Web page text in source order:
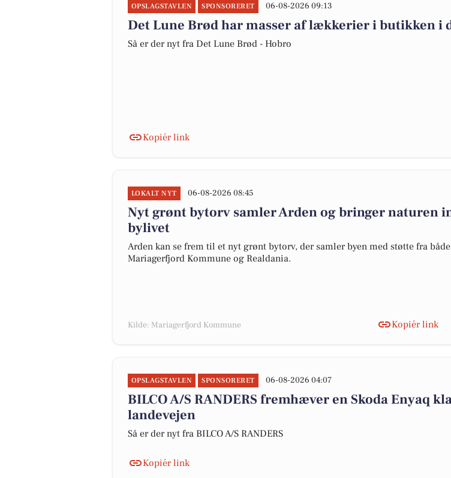
OPSLAGSTAVLEN SPONSORERET 06-08-2026 09:13
Det Lune Brød har masser af lækkerier i butikken i
Så er der nyt fra Det Lune Brød - Hobro
Kopiér link
LOKALT NYT 06-08-2026 08:45
Nyt grønt bytorv samler Arden og bringer naturen
bylivet
Arden kan se frem til et nyt grønt bytorv, der samler byen med støtte fra både
Mariagerfjord Kommune og Realdania.
Kilde: Mariagerfjord Kommune Kopiér link
OPSLAGSTAVLEN SPONSORERET 06-08-2026 04:07
BILCO A/S RANDERS fremhæver en Skoda Enyaq
landevejen
Så er der nyt fra BILCO A/S RANDERS
Kopiér link